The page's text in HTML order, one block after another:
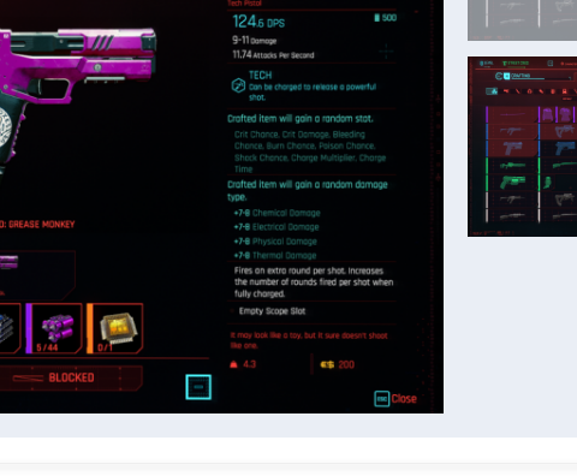
KINGDOM COME:
DELIVERANCE
бродилка
KENSHI
экшн